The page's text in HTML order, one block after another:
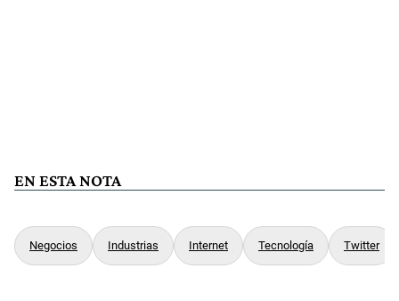
EN ESTA NOTA
Negocios Industrias Internet Tecnología Twitter